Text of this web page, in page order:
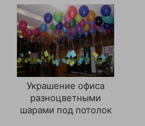
Украшение офиса
разноцветными
шарами под потолок